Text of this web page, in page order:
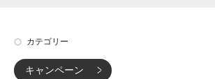
カテゴリー
キャンペーン